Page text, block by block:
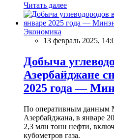
Читать далее
Экономика
13 февраль 2025,
Добыча
Азербайджане
2025 года —
По оперативным данным
Азербайджана, в январе
2,3 млн тонн нефти,
кубометров газа.